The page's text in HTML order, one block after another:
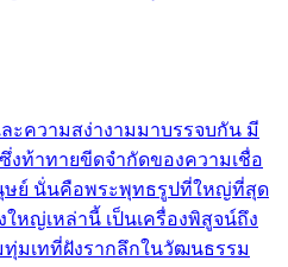
ะความสง่างามมาบรรจบกัน มี
งท้าทายขีดจำกัดของความเชื่อ
ษย์ นั่นคือพระพุทธรูปที่ใหญ่ที่สุด
หญ่เหล่านี้ เป็นเครื่องพิสูจน์ถึง
มเทที่ฝังรากลึกในวัฒนธรรม